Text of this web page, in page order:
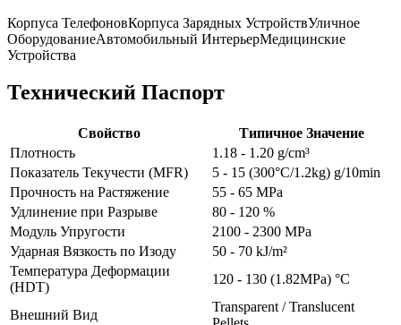
Корпуса ТелефоновКорпуса Зарядных УстройствУличное
ОборудованиеАвтомобильный ИнтерьерМедицинские
Устройства
Технический Паспорт
Свойство
Типичное Значение
Плотность
1.18 - 1.20 g/cm³
Показатель Текучести (MFR)
5 - 15 (300°C/1.2kg) g/10min
Прочность на Растяжение
55 - 65 MPa
Удлинение при Разрыве
80 - 120 %
Модуль Упругости
2100 - 2300 MPa
Ударная Вязкость по Изоду
50 - 70 kJ/m²
Температура Деформации
(HDT)
120 - 130 (1.82MPa) °C
Внешний Вид
Transparent / Translucent